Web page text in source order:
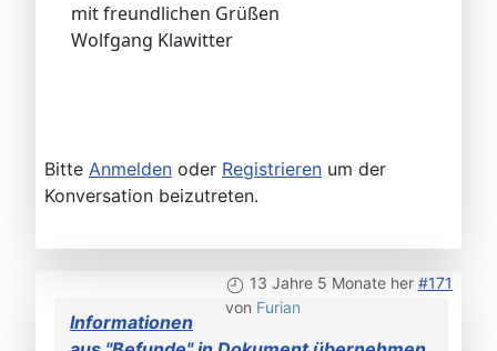
mit freundlichen Grüßen
Wolfgang Klawitter
Bitte Anmelden oder Registrieren um der
Konversation beizutreten.
13 Jahre 5 Monate her #171
von Furian
Informationen